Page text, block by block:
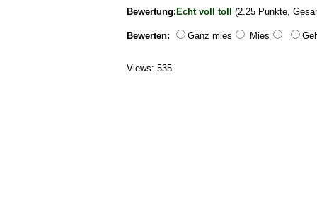
Bewertung: Echt voll toll (2.25 Punkte,
Bewerten: Ganz mies Mies
Views: 535